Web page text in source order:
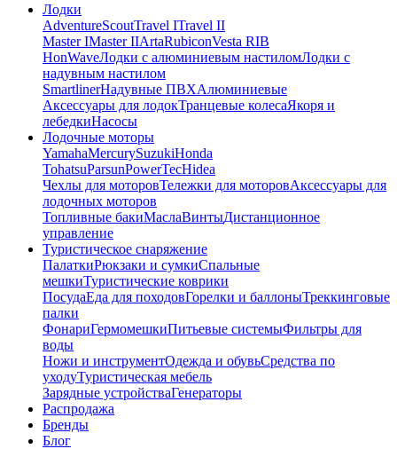
Лодки
AdventureScoutTravel ITravel II
Master IMaster IIArtaRubiconVesta RIB
HonWaveЛодки с алюминиевым настиломЛодки с
надувным настилом
SmartlinerНадувные ПВХАлюминиевые
Аксессуары для лодокТранцевые колесаЯкоря и
лебедкиНасосы
Лодочные моторы
YamahaMercurySuzukiHonda
TohatsuParsunPowerTecHidea
Чехлы для моторовТележки для моторовАксессуары для
лодочных моторов
Топливные бакиМаслаВинтыДистанционное
управление
Туристическое снаряжение
ПалаткиРюкзаки и сумкиСпальные
мешкиТуристические коврики
ПосудаЕда для походовГорелки и баллоныТреккинговые
палки
ФонариГермомешкиПитьевые системыФильтры для
воды
Ножи и инструментОдежда и обувьСредства по
уходуТуристическая мебель
Зарядные устройстваГенераторы
Распродажа
Бренды
Блог